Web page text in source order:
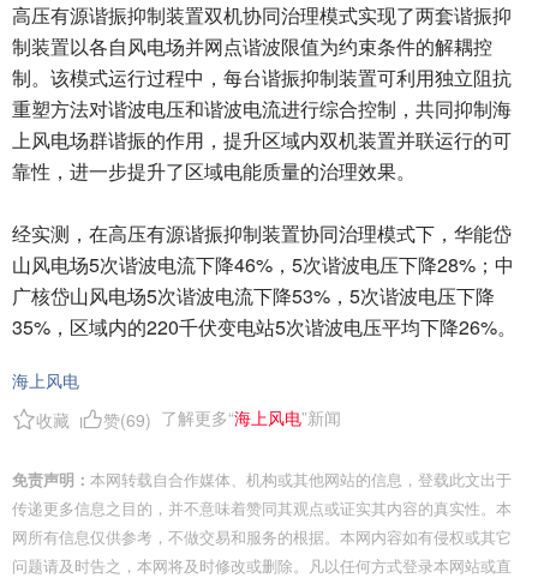
高压有源谐振抑制装置双机协同治理模式实现了两套谐振抑
制装置以各自风电场并网点谐波限值为约束条件的解耦控
制。该模式运行过程中，每台谐振抑制装置可利用独立阻抗
重塑方法对谐波电压和谐波电流进行综合控制，共同抑制海
上风电场群谐振的作用，提升区域内双机装置并联运行的可
靠性，进一步提升了区域电能质量的治理效果。
经实测，在高压有源谐振抑制装置协同治理模式下，华能岱
山风电场5次谐波电流下降46%，5次谐波电压下降28%；中
广核岱山风电场5次谐波电流下降53%，5次谐波电压下降
35%，区域内的220千伏变电站5次谐波电压平均下降26%。
海上风电
收藏
赞(69) 了解更多“海上风电”新闻
免责声明： 本网转载自合作媒体、机构或其他网站的信息，登载此文出于
传递更多信息之目的，并不意味着赞同其观点或证实其内容的真实性。本
网所有信息仅供参考，不做交易和服务的根据。本网内容如有侵权或其它
问题请及时告之，本网将及时修改或删除。凡以任何方式登录本网站或直